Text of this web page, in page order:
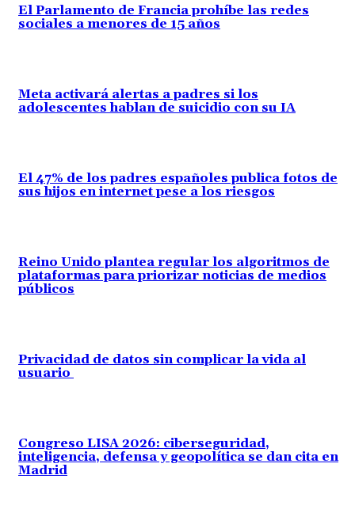
El Parlamento de Francia prohíbe las redes
sociales a menores de 15 años
Meta activará alertas a padres si los
adolescentes hablan de suicidio con su IA
El 47% de los padres españoles publica fotos de
sus hijos en internet pese a los riesgos
Reino Unido plantea regular los algoritmos de
plataformas para priorizar noticias de medios
públicos
Privacidad de datos sin complicar la vida al
usuario
Congreso LISA 2026: ciberseguridad,
inteligencia, defensa y geopolítica se dan cita en
Madrid